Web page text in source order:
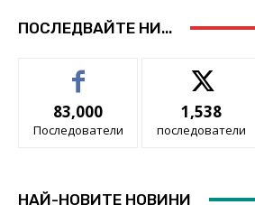
ПОСЛЕДВАЙТЕ НИ...
83,000
Последователи
1,538
последователи
НАЙ-НОВИТЕ НОВИНИ